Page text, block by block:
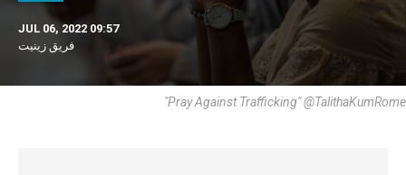
JUL 06, 2022 09:57
فريق زينيت
"Pray Against Trafficking" @TalithaKumRome